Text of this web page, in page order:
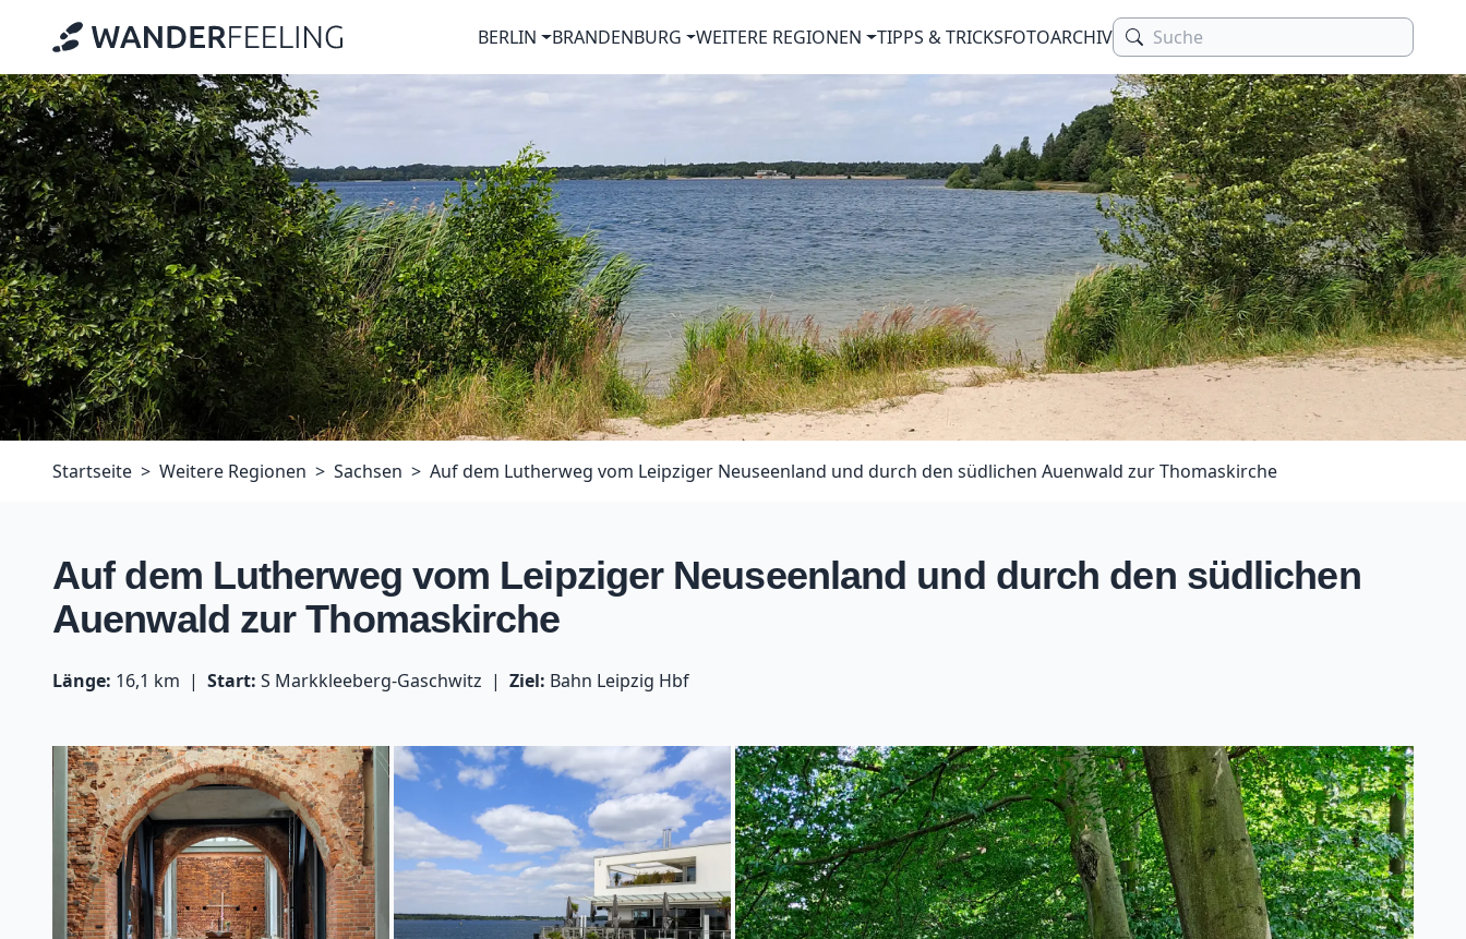
BERLIN BRANDENBURG WEITERE REGIONEN TIPPS & TRICKSFOTOARCHIV
Startseite Weitere Regionen Sachsen Auf dem Lutherweg vom Leipziger Neuseenland und durch den südlichen Auenwald zur Thomaskirche
Auf dem Lutherweg vom Leipziger Neuseenland und durch den südlichen
Auenwald zur Thomaskirche
Länge: 16,1 km Start: S Markkleeberg-Gaschwitz Ziel: Bahn Leipzig Hbf